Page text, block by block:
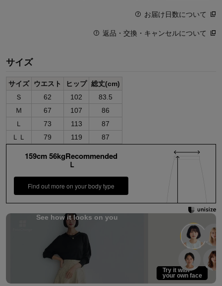
お届け日数について
返品・交換・キャンセルについて
サイズ
サイズ ウエスト ヒップ 総丈(cm)
Ｓ
62 102
83.5
Ｍ
67 107
86
Ｌ
73 113
87
ＬＬ
79 119 87
159cm 56kgRecommended
Ｌ
Find out more on your body type
See how it looks on you
Try it with
your own face